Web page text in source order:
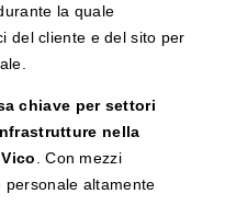
la quale
del cliente e del sito per
chiave per settori
nella
. Con mezzi
personale altamente